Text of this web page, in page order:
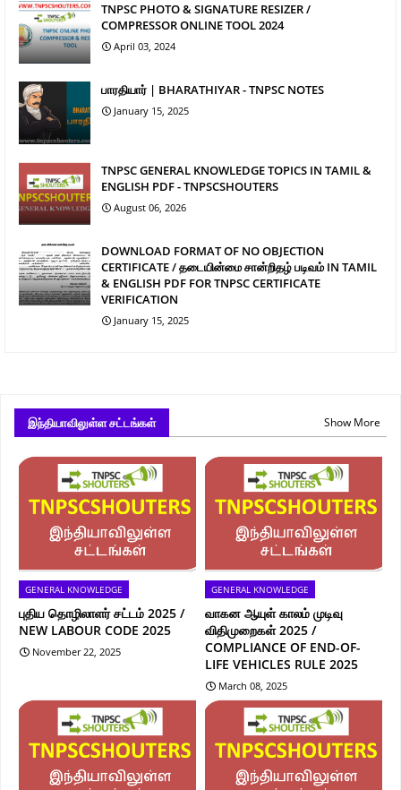
TNPSC PHOTO & SIGNATURE RESIZER /
COMPRESSOR ONLINE TOOL 2024
April 03, 2024
பாரதியார் | BHARATHIYAR - TNPSC NOTES
January 15, 2025
TNPSC GENERAL KNOWLEDGE TOPICS IN TAMIL &
ENGLISH PDF - TNPSCSHOUTERS
August 06, 2026
DOWNLOAD FORMAT OF NO OBJECTION
CERTIFICATE / தடையின்மை சான்றிதழ் படிவம் IN TAMIL
& ENGLISH PDF FOR TNPSC CERTIFICATE
VERIFICATION
January 15, 2025
இந்தியாவிலுள்ள சட்டங்கள் Show More
GENERAL KNOWLEDGE
புதிய தொழிலாளர் சட்டம் 2025 /
NEW LABOUR CODE 2025
November 22, 2025
GENERAL KNOWLEDGE
வாகன ஆயுள் காலம் முடிவு
விதிமுறைகள் 2025 /
COMPLIANCE OF END-OF-
LIFE VEHICLES RULE 2025
March 08, 2025